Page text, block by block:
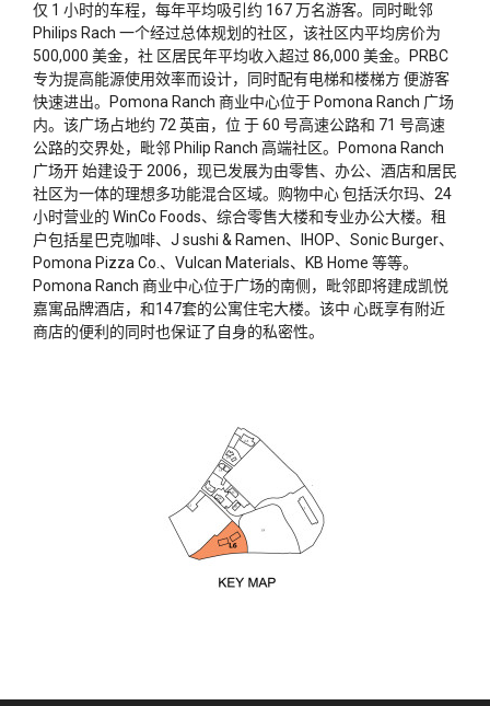
仅 1 小时的车程，每年平均吸引约 167 万名游客。同时毗邻
Philips Rach 一个经过总体规划的社区，该社区内平均房价为
500,000 美金，社 区居民年平均收入超过 86,000 美金。PRBC
专为提高能源使用效率而设计，同时配有电梯和楼梯方 便游客
快速进出。Pomona Ranch 商业中心位于 Pomona Ranch 广场
内。该广场占地约 72 英亩，位 于 60 号高速公路和 71 号高速
公路的交界处，毗邻 Philip Ranch 高端社区。Pomona Ranch
广场开 始建设于 2006，现已发展为由零售、办公、酒店和居民
社区为一体的理想多功能混合区域。购物中心 包括沃尔玛、24
小时营业的 WinCo Foods、综合零售大楼和专业办公大楼。租
户包括星巴克咖啡、J sushi & Ramen、IHOP、Sonic Burger、
Pomona Pizza Co.、Vulcan Materials、KB Home 等等。
Pomona Ranch 商业中心位于广场的南侧，毗邻即将建成凯悦
嘉寓品牌酒店，和147套的公寓住宅大楼。该中 心既享有附近
商店的便利的同时也保证了自身的私密性。